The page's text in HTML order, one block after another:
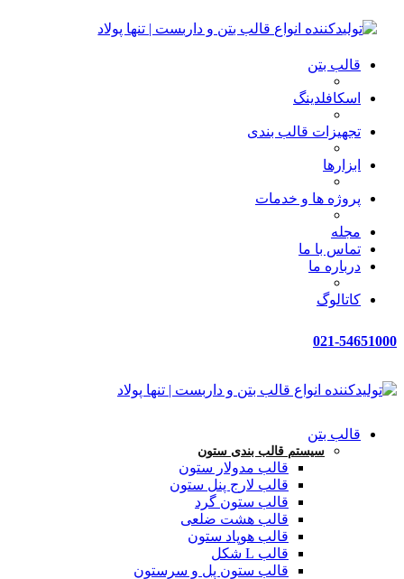
قالب بتن
اسکافلدینگ
تجهیزات قالب بندی
ابزارها
پروژه ها و خدمات
مجله
تماس با ما
درباره ما
کاتالوگ
021-54651000
قالب بتن
سیستم قالب بندی ستون
قالب مدولار ستون
قالب لارج پنل ستون
قالب ستون گرد
قالب هشت ضلعی
قالب هوپاد ستون
قالب L شکل
قالب ستون پل و سرستون